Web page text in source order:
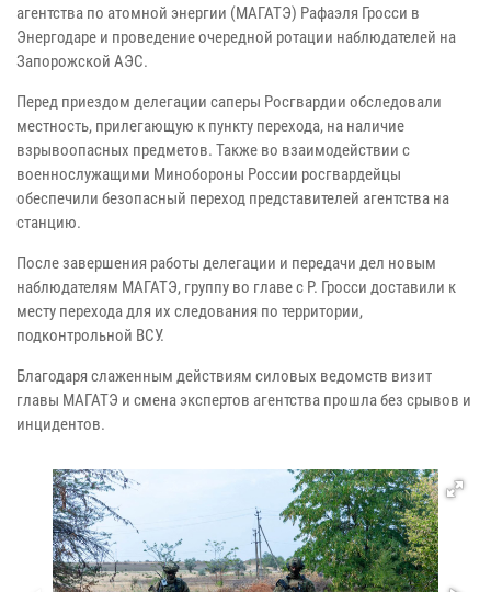
агентства по атомной энергии (МАГАТЭ) Рафаэля Гросси в
Энергодаре и проведение очередной ротации наблюдателей на
Запорожской АЭС.
Перед приездом делегации саперы Росгвардии обследовали
местность, прилегающую к пункту перехода, на наличие
взрывоопасных предметов. Также во взаимодействии с
военнослужащими Минобороны России росгвардейцы
обеспечили безопасный переход представителей агентства на
станцию.
После завершения работы делегации и передачи дел новым
наблюдателям МАГАТЭ, группу во главе с Р. Гросси доставили к
месту перехода для их следования по территории,
подконтрольной ВСУ.
Благодаря слаженным действиям силовых ведомств визит
главы МАГАТЭ и смена экспертов агентства прошла без срывов и
инцидентов.